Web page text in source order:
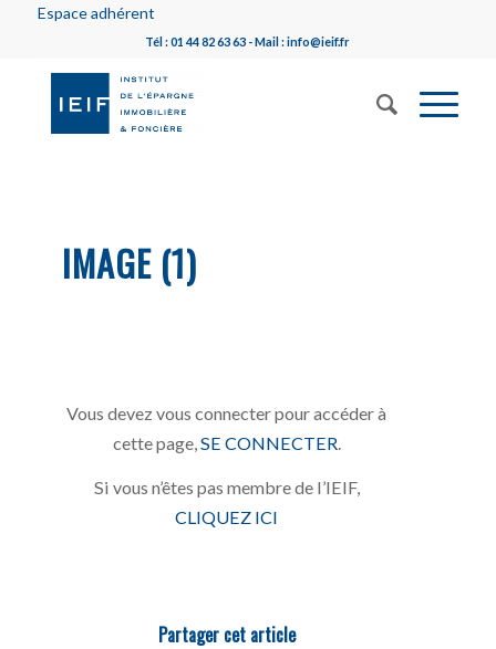
Espace adhérent
Tél : 01 44 82 63 63 - Mail : info@ieif.fr
IMAGE (1)
Vous devez vous connecter pour accéder à
cette page, SE CONNECTER
Si vous n’êtes pas membre de l’IEIF,
CLIQUEZ ICI
Partager cet article